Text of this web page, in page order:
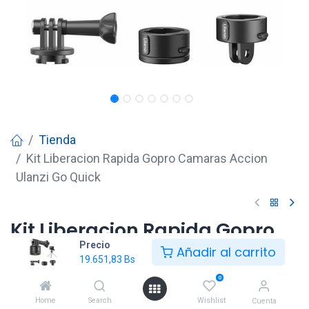
Precio
19.651,83 Bs Añadir al carrito
Home Search
0
Wishlist Cuenta
Tienda
Kit Liberacion Rapida Gopro Camaras Accion
Ulanzi Go Quick
Kit Liberacion Rapida Gopro
Camaras Accion Ulanzi Go
Quick